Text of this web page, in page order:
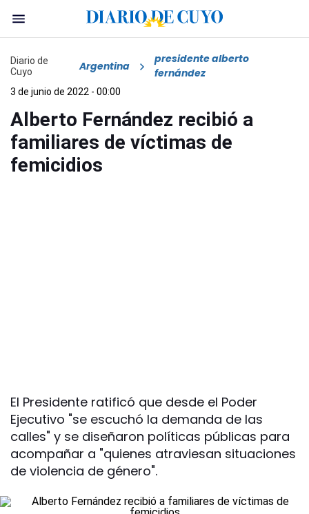
Diario de
Cuyo
Argentina
presidente alberto
fernández
3 de junio de 2022 - 00:00
Alberto Fernández recibió a
familiares de víctimas de
femicidios
El Presidente ratificó que desde el Poder
Ejecutivo "se escuchó la demanda de las
calles" y se diseñaron políticas públicas para
acompañar a "quienes atraviesan situaciones
de violencia de género".